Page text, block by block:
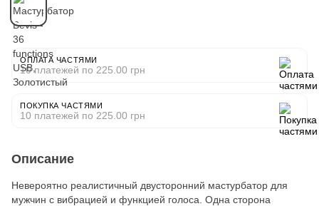
ОПЛАТА ЧАСТЯМИ
10 платежей по 225.00 грн
ПОКУПКА ЧАСТЯМИ
10 платежей по 225.00 грн
Описание
Невероятно реалистичный двусторонний мастурбатор для
мужчин с вибрацией и функцией голоса. Одна сторона